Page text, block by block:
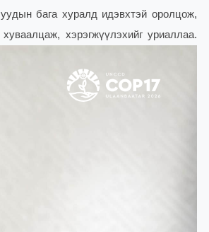
бага хуралд идэвхтэй оролцож,
хэрэгжүүлэхийг уриаллаа.